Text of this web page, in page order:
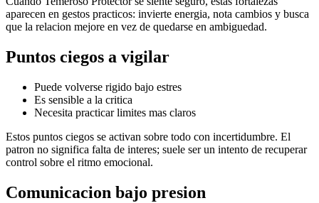
aparecen en gestos practicos: invierte energia, nota cambios y busca
que la relacion mejore en vez de quedarse en ambiguedad.
Puntos ciegos a vigilar
Puede volverse rigido bajo estres
Es sensible a la critica
Necesita practicar limites mas claros
Estos puntos ciegos se activan sobre todo con incertidumbre. El
patron no significa falta de interes; suele ser un intento de recuperar
control sobre el ritmo emocional.
Comunicacion bajo presion